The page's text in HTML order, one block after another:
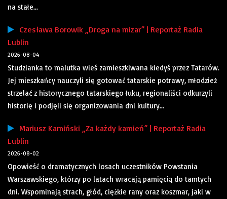
na stałe...
Czesława Borowik „Droga na mizar” | Reportaż Radia
Lublin
2026-08-04
Studzianka to malutka wieś zamieszkiwana kiedyś przez Tatarów.
Jej mieszkańcy nauczyli się gotować tatarskie potrawy, młodzież
strzelać z historycznego tatarskiego łuku, regionaliści odkurzyli
historię i podjęli się organizowania dni kultury...
Mariusz Kamiński „Za każdy kamień” | Reportaż Radia
Lublin
2026-08-02
Opowieść o dramatycznych losach uczestników Powstania
Warszawskiego, którzy po latach wracają pamięcią do tamtych
dni. Wspominają strach, głód, ciężkie rany oraz koszmar, jaki w